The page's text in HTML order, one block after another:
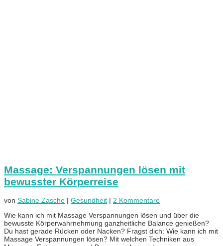
Massage: Verspannungen lösen mit
bewusster Körperreise
von Sabine Zasche | Gesundheit | 2 Kommentare
Wie kann ich mit Massage Verspannungen lösen und über die
bewusste Körperwahrnehmung ganzheitliche Balance genießen?
Du hast gerade Rücken oder Nacken? Fragst dich: Wie kann ich mit
Massage Verspannungen lösen? Mit welchen Techniken aus